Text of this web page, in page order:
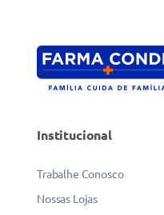
Institucional
Trabalhe Conosco
Nossas Lojas